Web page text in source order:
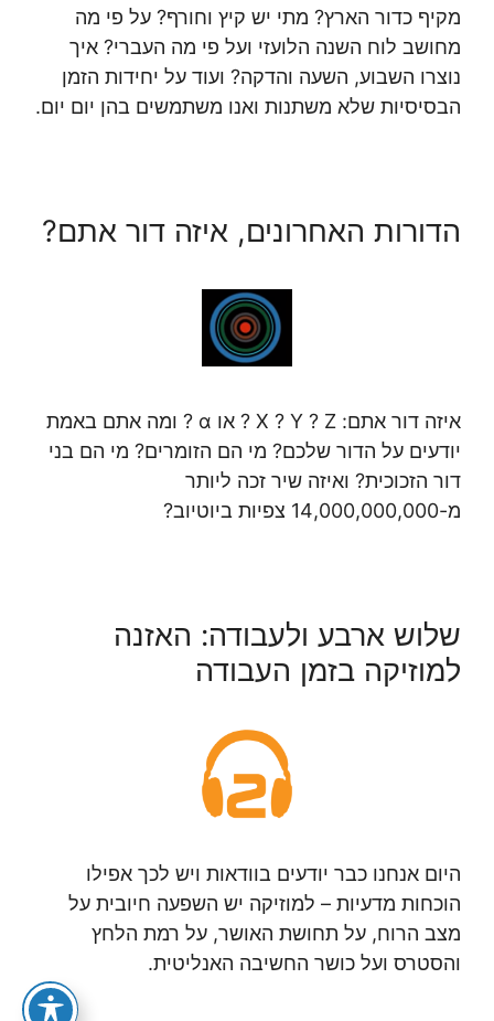
מקיף כדור הארץ? מתי יש קיץ וחורף? על פי מה
מחושב לוח השנה הלועזי ועל פי מה העברי? איך
נוצרו השבוע, השעה והדקה? ועוד על יחידות הזמן
הבסיסיות שלא משתנות ואנו משתמשים בהן יום יום.
הדורות האחרונים, איזה דור אתם?
איזה דור אתם: X ? Y ? Z ? או α ? ומה אתם באמת
יודעים על הדור שלכם? מי הם הזומרים? מי הם בני
דור הזכוכית? ואיזה שיר זכה ליותר
מ-14,000,000,000 צפיות ביוטיוב?
שלוש ארבע ולעבודה: האזנה
למוזיקה בזמן העבודה
היום אנחנו כבר יודעים בוודאות ויש לכך אפילו
הוכחות מדעיות – למוזיקה יש השפעה חיובית על
מצב הרוח, על תחושת האושר, על רמת הלחץ
והסטרס ועל כושר החשיבה האנליטית.